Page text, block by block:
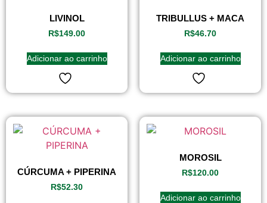
LIVINOL
R$149.00
Adicionar ao carrinho
TRIBULLUS + MACA
R$46.70
Adicionar ao carrinho
CÚRCUMA + PIPERINA
R$52.30
MOROSIL
R$120.00
Adicionar ao carrinho